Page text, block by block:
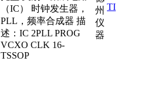
（IC） 时钟发生器，
PLL，频率合成器 描
述：IC 2PLL PROG
VCXO CLK 16-
TSSOP
州
仪
器
TI